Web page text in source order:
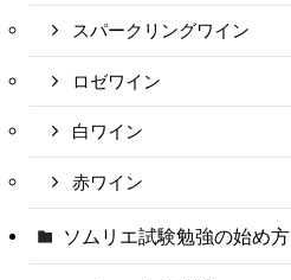
スパークリングワイン
ロゼワイン
白ワイン
赤ワイン
ソムリエ試験勉強の始め方